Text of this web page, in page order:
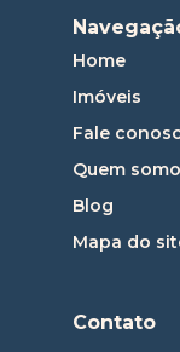
Home
Imóveis
Fale
Quem
Blog
Mapa do
Contato